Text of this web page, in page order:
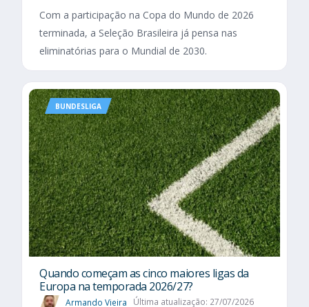
Com a participação na Copa do Mundo de 2026
terminada, a Seleção Brasileira já pensa nas
eliminatórias para o Mundial de 2030.
BUNDESLIGA
Quando começam as cinco maiores ligas da
Europa na temporada 2026/27?
Armando Vieira Última atualização: 27/07/2026